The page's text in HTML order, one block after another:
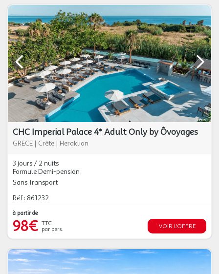
CHC Imperial Palace 4* Adult Only by Ôvoyages
GRÈCE | Crète | Heraklion
3 jours / 2 nuits
Formule Demi-pension
Sans Transport
Réf : 861232
à partir de
98€ TTC
par pers.
VOIR L'OFFRE